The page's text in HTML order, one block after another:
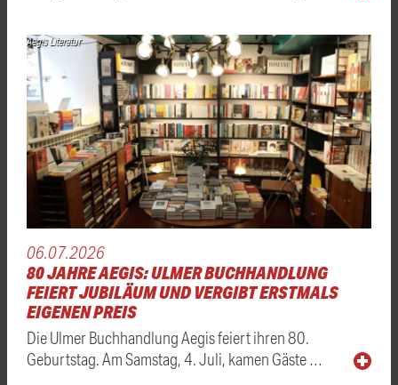
Aegis Literatur
06.07.2026
80 JAHRE AEGIS: ULMER BUCHHANDLUNG
FEIERT JUBILÄUM UND VERGIBT ERSTMALS
EIGENEN PREIS
Die Ulmer Buchhandlung Aegis feiert ihren 80.
Geburtstag. Am Samstag, 4. Juli, kamen Gäste …